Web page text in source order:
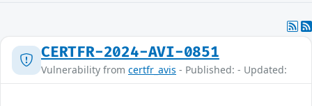
CERTFR-2024-AVI-0851
Vulnerability from certfr_avis - Published: - Updated: